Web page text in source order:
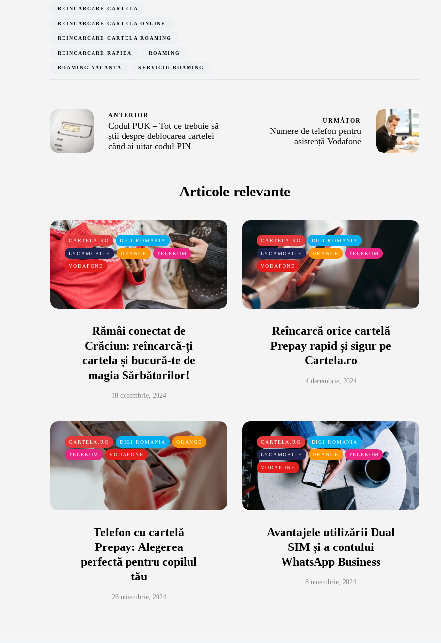
REINCARCARE CARTELA
REINCARCARE CARTELA ONLINE
REINCARCARE CARTELA ROAMING
REINCARCARE RAPIDA ROAMING
ROAMING VACANTA SERVICIU ROAMING
ANTERIOR
Codul PUK – Tot ce trebuie să
știi despre deblocarea cartelei
când ai uitat codul PIN
URMĂTOR
Numere de telefon pentru
asistență Vodafone
Articole relevante
CARTELA.RO DIGI ROMANIA
LYCAMOBILE ORANGE TELEKOM
VODAFONE
Rămâi conectat de
Crăciun: reîncarcă-ți
cartela și bucură-te de
magia Sărbătorilor!
18 decembrie, 2024
CARTELA.RO DIGI ROMANIA
LYCAMOBILE ORANGE TELEKOM
VODAFONE
Reîncarcă orice cartelă
Prepay rapid și sigur pe
Cartela.ro
4 decembrie, 2024
CARTELA.RO DIGI ROMANIA ORANGE
TELEKOM VODAFONE
Telefon cu cartelă
Prepay: Alegerea
perfectă pentru copilul
tău
26 noiembrie, 2024
CARTELA.RO DIGI ROMANIA
LYCAMOBILE ORANGE TELEKOM
VODAFONE
Avantajele utilizării Dual
SIM și a contului
WhatsApp Business
8 noiembrie, 2024
29 mai, 2024